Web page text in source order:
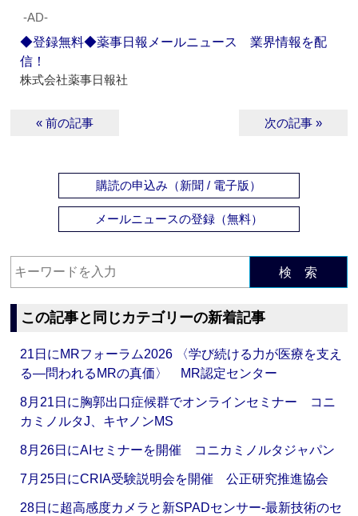
‐AD‐
◆登録無料◆薬事日報メールニュース 業界情報を配
信！
株式会社薬事日報社
« 前の記事 次の記事 »
購読の申込み（新聞 / 電子版）
メールニュースの登録（無料）
検 索
この記事と同じカテゴリーの新着記事
21日にMRフォーラム2026 〈学び続ける力が医療を支え
る―問われるMRの真価〉 MR認定センター
8月21日に胸郭出口症候群でオンラインセミナー コニ
カミノルタJ、キヤノンMS
8月26日にAIセミナーを開催 コニカミノルタジャパン
7月25日にCRIA受験説明会を開催 公正研究推進協会
28日に超高感度カメラと新SPADセンサー‐最新技術のセ